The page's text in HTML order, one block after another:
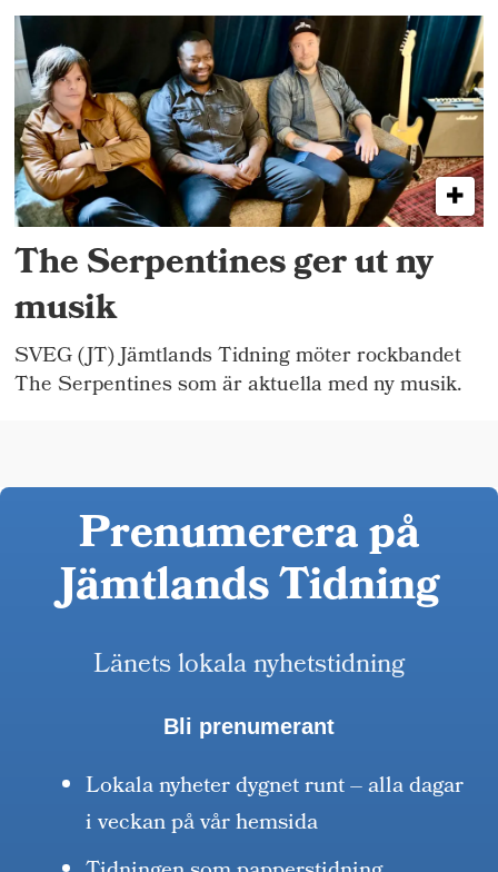
The Serpentines ger ut ny
musik
SVEG (JT) Jämtlands Tidning möter rockbandet
The Serpentines som är aktuella med ny musik.
Prenumerera på
Jämtlands Tidning
Länets lokala nyhetstidning
Bli prenumerant
Lokala nyheter dygnet runt – alla dagar
i veckan på vår hemsida